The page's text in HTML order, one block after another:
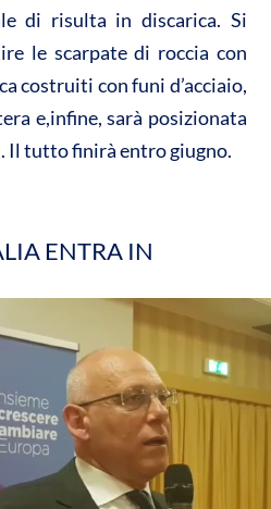
di risulta in discarica. Si
le scarpate di roccia con
costruiti con funi d’acciaio,
e,infine, sarà posizionata
Il tutto finirà entro giugno.
ENTRA IN